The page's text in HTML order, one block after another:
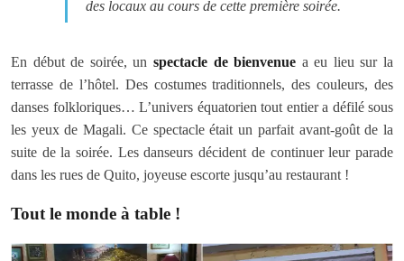
des locaux au cours de cette première soirée.
En début de soirée, un spectacle de bienvenue a eu lieu sur la
terrasse de l’hôtel. Des costumes traditionnels, des couleurs, des
danses folkloriques… L’univers équatorien tout entier a défilé sous
les yeux de Magali. Ce spectacle était un parfait avant-goût de la
suite de la soirée. Les danseurs décident de continuer leur parade
dans les rues de Quito, joyeuse escorte jusqu’au restaurant !
Tout le monde à table !